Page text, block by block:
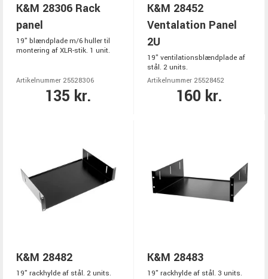
K&M 28306 Rack
panel
19" blændplade m/6 huller til
montering af XLR-stik. 1 unit.
Artikelnummer 25528306
135 kr.
K&M 28452
Ventalation Panel
2U
19" ventilationsblændplade af
stål. 2 units.
Artikelnummer 25528452
160 kr.
K&M 28482
19" rackhylde af stål. 2 units.
K&M 28483
19" rackhylde af stål. 3 units.